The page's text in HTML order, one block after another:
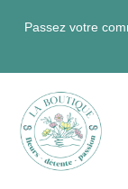
Passez votre